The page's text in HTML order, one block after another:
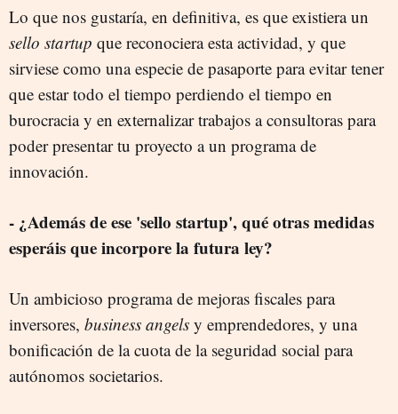
Lo que nos gustaría, en definitiva, es que existiera un
sello startup que reconociera esta actividad, y que
sirviese como una especie de pasaporte para evitar tener
que estar todo el tiempo perdiendo el tiempo en
burocracia y en externalizar trabajos a consultoras para
poder presentar tu proyecto a un programa de
innovación.
- ¿Además de ese 'sello startup', qué otras medidas
esperáis que incorpore la futura ley?
Un ambicioso programa de mejoras fiscales para
inversores, business angels y emprendedores, y una
bonificación de la cuota de la seguridad social para
autónomos societarios.